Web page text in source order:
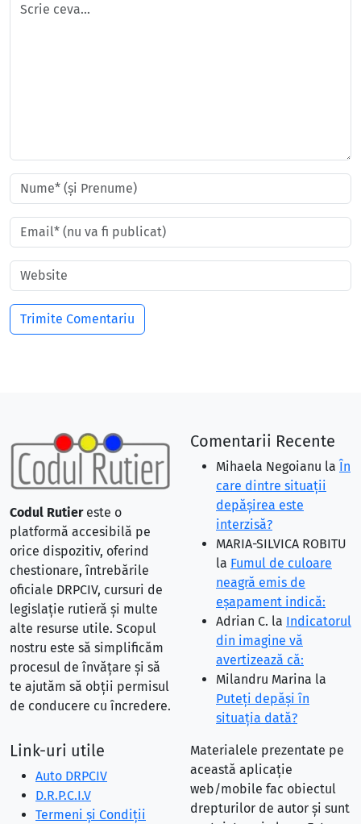
Codul Rutiereste o
platformă accesibilă pe
orice dispozitiv, oferind
chestionare, întrebările
oficiale DRPCIV, cursuri de
legislație rutieră și multe
alte resurse utile. Scopul
nostru este să simplificăm
procesul de învățare și să
te ajutăm să obții permisul
de conducere cu încredere.
Comentarii Recente
Mihaela Negoianu la În
care dintre situaţii
depăşirea este
interzisă?
MARIA-SILVICA ROBITU
la Fumul de culoare
neagră emis de
eşapament indică:
Adrian C. la Indicatorul
din imagine vă
avertizează că:
Milandru Marina la
Puteţi depăşi în
situaţia dată?
Link-uri utile
Auto DRPCIV
D.R.P.C.I.V
Termeni și Condiții
Materialele prezentate pe
această aplicație
web/mobile fac obiectul
drepturilor de autor și sunt